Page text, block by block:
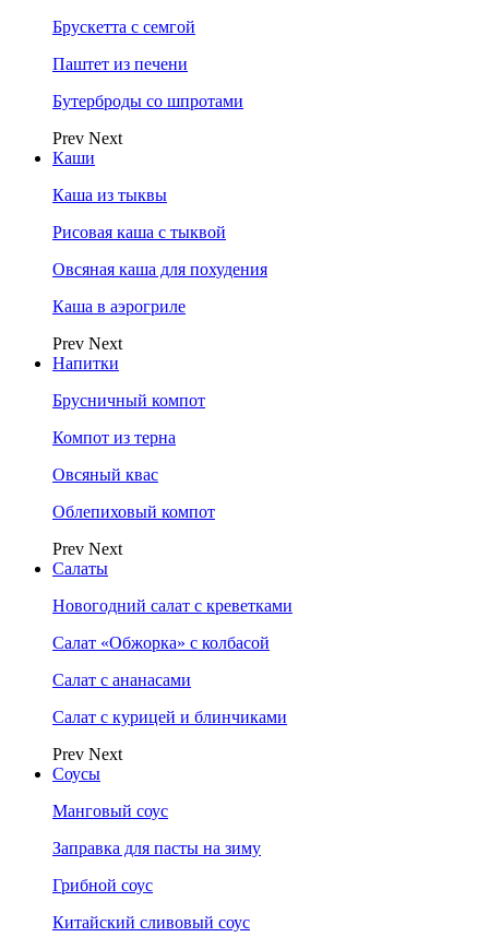
Брускетта с семгой
Паштет из печени
Бутерброды со шпротами
Prev Next
Каши
Каша из тыквы
Рисовая каша с тыквой
Овсяная каша для похудения
Каша в аэрогриле
Prev Next
Напитки
Брусничный компот
Компот из терна
Овсяный квас
Облепиховый компот
Prev Next
Салаты
Новогодний салат с креветками
Салат «Обжорка» с колбасой
Салат с ананасами
Салат с курицей и блинчиками
Prev Next
Соусы
Манговый соус
Заправка для пасты на зиму
Грибной соус
Китайский сливовый соус